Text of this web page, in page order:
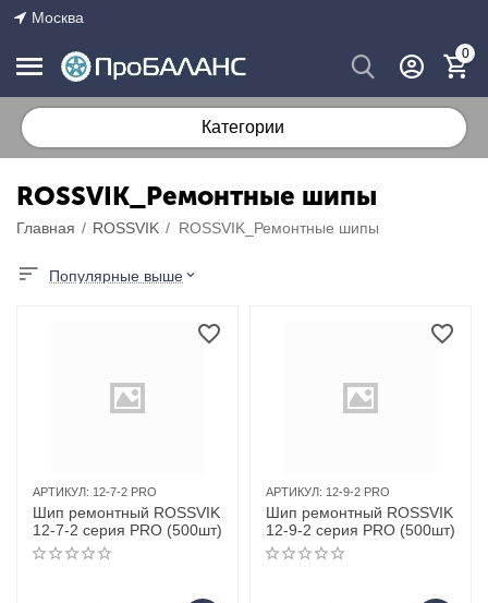
Москва
0
Категории
ROSSVIK_Ремонтные шипы
Главная / ROSSVIK / ROSSVIK_Ремонтные шипы
Популярные выше
АРТИКУЛ: 12-7-2 PRO
Шип ремонтный ROSSVIK
12-7-2 серия PRO (500шт)
АРТИКУЛ: 12-9-2 PRO
Шип ремонтный ROSSVIK
12-9-2 серия PRO (500шт)